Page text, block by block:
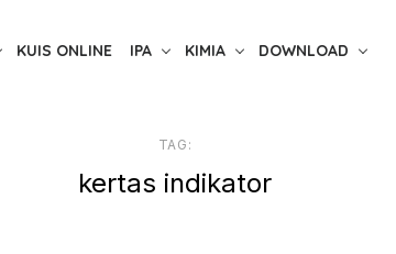
KUIS ONLINE IPA KIMIA DOWNLOAD
TAG:
kertas indikator